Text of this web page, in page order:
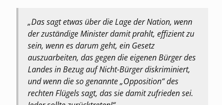
„Das sagt etwas über die Lage der Nation, wenn
der zuständige Minister damit prahlt, effizient zu
sein, wenn es darum geht, ein Gesetz
auszuarbeiten, das gegen die eigenen Bürger des
Landes in Bezug auf Nicht-Bürger diskriminiert,
und wenn die so genannte „Opposition“ des
rechten Flügels sagt, das sie damit zufrieden sei.